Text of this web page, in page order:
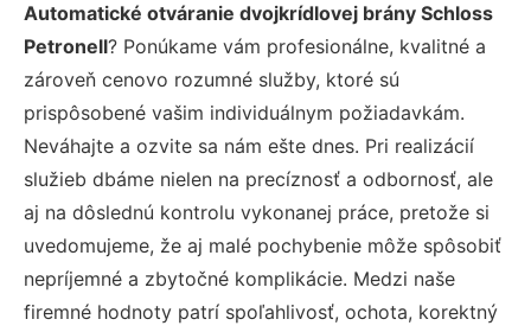
Automatické otváranie dvojkrídlovej brány Schloss
Petronell? Ponúkame vám profesionálne, kvalitné a
zároveň cenovo rozumné služby, ktoré sú
prispôsobené vašim individuálnym požiadavkám.
Neváhajte a ozvite sa nám ešte dnes. Pri realizácií
služieb dbáme nielen na precíznosť a odbornosť, ale
aj na dôslednú kontrolu vykonanej práce, pretože si
uvedomujeme, že aj malé pochybenie môže spôsobiť
nepríjemné a zbytočné komplikácie. Medzi naše
firemné hodnoty patrí spoľahlivosť, ochota, korektný